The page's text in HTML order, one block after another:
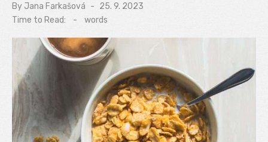
By Jana Farkašová
Posted
on
25. 9. 2023
Time to Read:
- words